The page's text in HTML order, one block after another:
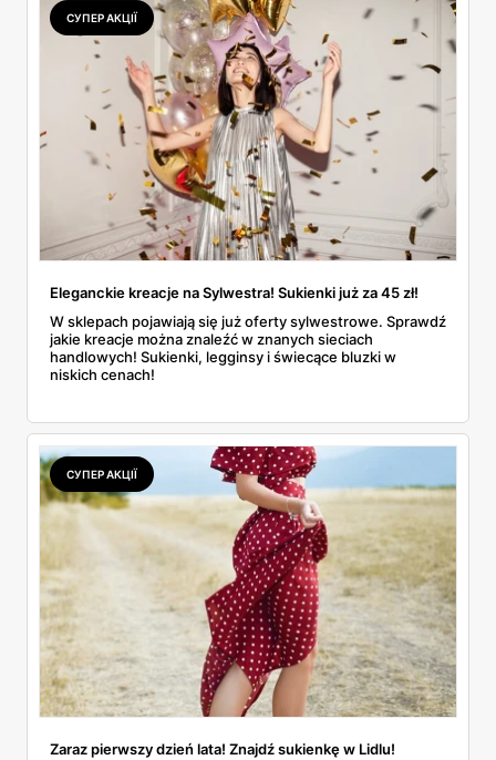
СУПЕР АКЦІЇ
Eleganckie kreacje na Sylwestra! Sukienki już za 45 zł!
W sklepach pojawiają się już oferty sylwestrowe. Sprawdź
jakie kreacje można znaleźć w znanych sieciach
handlowych! Sukienki, legginsy i świecące bluzki w
niskich cenach!
СУПЕР АКЦІЇ
Zaraz pierwszy dzień lata! Znajdź sukienkę w Lidlu!